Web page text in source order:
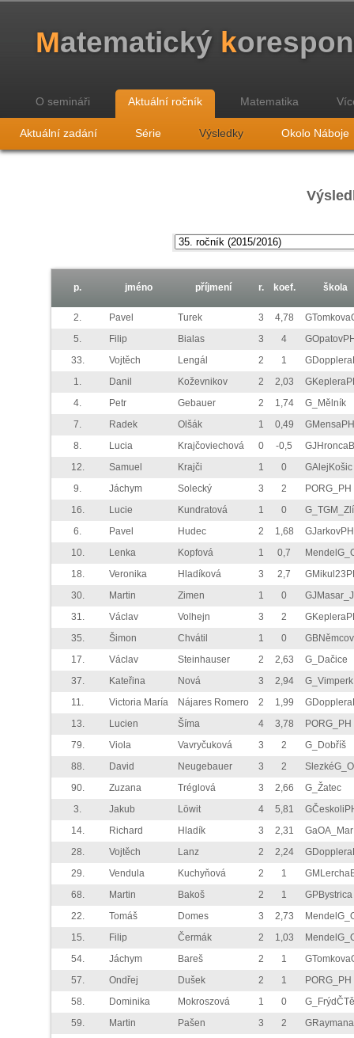
Matematický k
O semináři Aktuální ročník Matematika
Aktuální zadání Série Výsledky Okolo Náboje
p. jméno příjmení r. koef. škola
2. Pavel Turek 3 4,78
5.
Filip Bialas 3 4
33.
Vojtěch Lengál 2 1
1.
Danil Koževnikov 2 2,03
4.
Petr Gebauer 2 1,74
G_Mělník
7.
Radek Olšák 1 0,49
GMensaPH
8.
Lucia Krajčoviechová 0 -0,5
12.
Samuel Krajči 1 0
GAlejKošic
9.
Jáchym Solecký 3 2
PORG_PH
16.
Lucie Kundratová 1 0
6.
Pavel Hudec 2 1,68
GJarkovPH
10.
Lenka Kopfová 1 0,7
18.
Veronika Hladíková 3 2,7
30.
Martin Zimen 1 0
31.
Václav Volhejn 3 2
35.
Šimon Chvátil 1 0
17.
Václav Steinhauser 2 2,63
G_Dačice
37.
Kateřina Nová 3 2,94
G_Vimperk
11.
Victoria María Nájares Romero 2 1,99
13.
Lucien Šíma 4 3,78
PORG_PH
79.
Viola Vavryčuková 3 2
G_Dobříš
88.
David Neugebauer 3 2
90.
Zuzana Tréglová 3 2,66
G_Žatec
3.
Jakub Löwit 4 5,81
14.
Richard Hladík 3 2,31
28.
Vojtěch Lanz 2 2,24
29.
Vendula Kuchyňová 2 1
68.
Martin Bakoš 2 1
GPBystrica
22.
Tomáš Domes 3 2,73
15.
Filip Čermák 2 1,03
54.
Jáchym Bareš 2 1
57.
Ondřej Dušek 2 1
PORG_PH
58.
Dominika Mokroszová 1 0
59.
Martin Pašen 3 2